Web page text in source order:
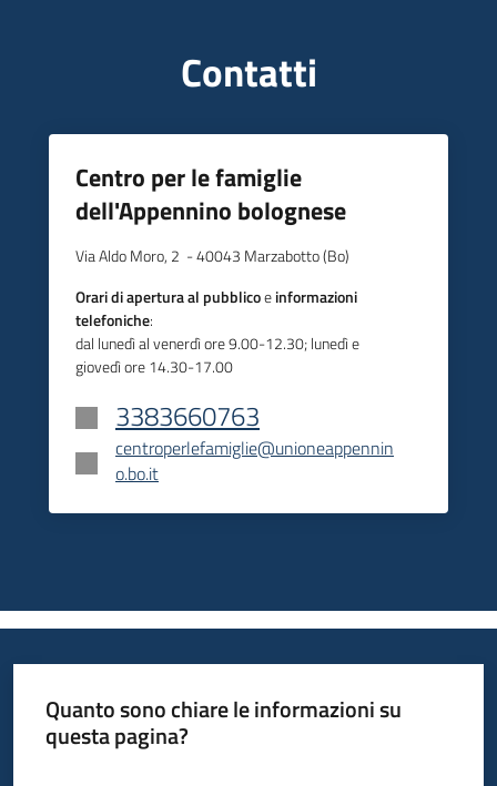
Contatti
Centro per le famiglie
dell'Appennino bolognese
Via Aldo Moro, 2 - 40043 Marzabotto (Bo)
Orari di apertura al pubblicoeinformazioni
telefoniche:
dal lunedì al venerdì ore 9.00-12.30; lunedì e
giovedì ore 14.30-17.00
3383660763
centroperlefamiglie@unioneappennin
o.bo.it
Quanto sono chiare le informazioni su
questa pagina?